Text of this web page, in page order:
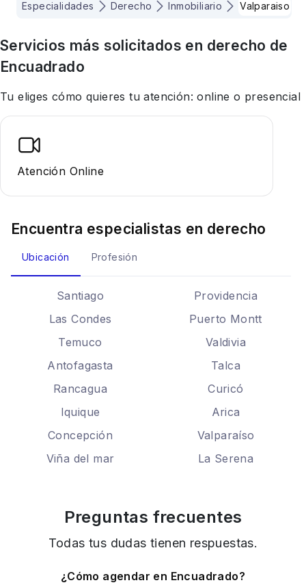
Especialidades Derecho Inmobiliario Valparaiso
Servicios más solicitados en derecho de
Encuadrado
Tu eliges cómo quieres tu atención: online o presencial
Atención Online
Encuentra especialistas en derecho
Ubicación Profesión
Santiago
Providencia
Las Condes
Puerto Montt
Temuco
Valdivia
Antofagasta
Talca
Rancagua
Curicó
Iquique
Arica
Concepción
Valparaíso
Viña del mar
La Serena
Preguntas frecuentes
Todas tus dudas tienen respuestas.
¿Cómo agendar en Encuadrado?